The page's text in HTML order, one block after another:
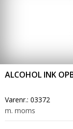
ALCOHOL INK
Varenr.: 03372
m. moms